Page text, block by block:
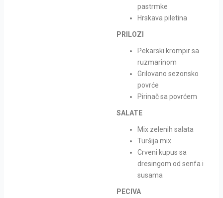
pastrmke
Hrskava piletina
PRILOZI
Pekarski krompir sa
ruzmarinom
Grilovano sezonsko
povrće
Pirinač sa povrćem
SALATE
Mix zelenih salata
Turšija mix
Crveni kupus sa
dresingom od senfa i
susama
PECIVA